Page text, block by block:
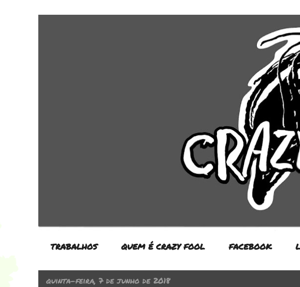
TRABALHOS QUEM É CRAZY FOOL FACEBOOK
quinta-feira, 7 de junho de 2018